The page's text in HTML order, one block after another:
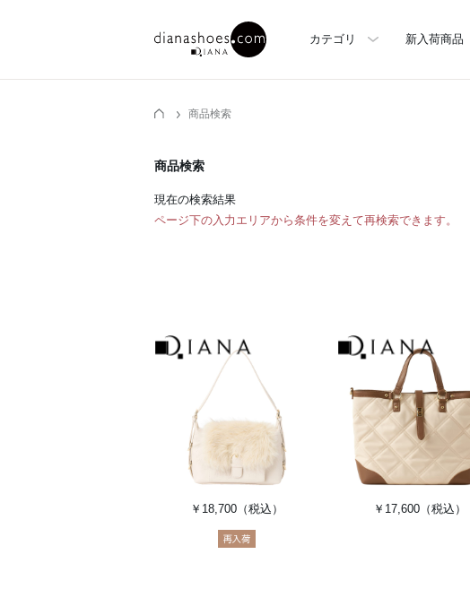
カテゴリ 新入荷商品
商品検索
商品検索
現在の検索結果
ページ下の入力エリアから条件を変えて再検索できます。
￥18,700 （税込） ￥17,600 （税込）